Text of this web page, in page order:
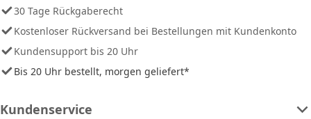
30 Tage Rückgaberecht
Kostenloser Rückversand bei Bestellungen mit Kundenkonto
Kundensupport bis 20 Uhr
Bis 20 Uhr bestellt, morgen geliefert*
Kundenservice